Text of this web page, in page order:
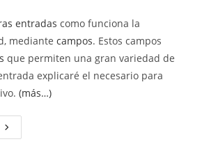
entradas como funciona la
mediantecampos. Estos campos
que permiten una gran variedad de
explicaré el necesario para
(más…)
Escribir